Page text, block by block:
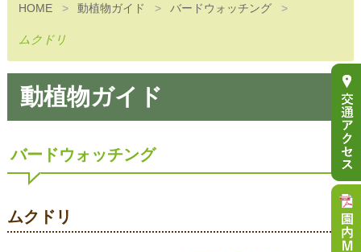
HOME 動植物ガイド バードウォッチング
ムクドリ
動植物ガイド
バードウォッチング
ムクドリ